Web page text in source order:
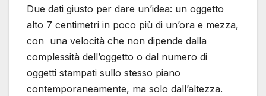
Due dati giusto per dare un’idea: un oggetto
alto 7 centimetri in poco più di un’ora e mezza,
con una velocità che non dipende dalla
complessità dell’oggetto o dal numero di
oggetti stampati sullo stesso piano
contemporaneamente, ma solo dall’altezza.